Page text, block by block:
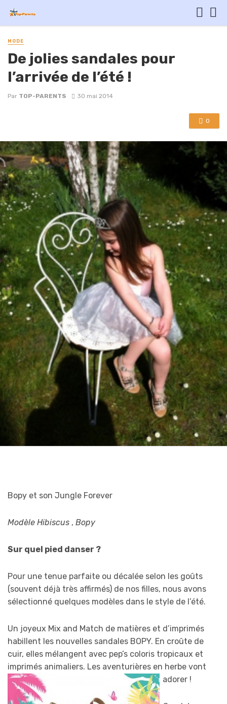
MODE
De jolies sandales pour
l’arrivée de l’été !
Par TOP-PARENTS 30 mai 2014
0
Bopy et son Jungle Forever
Modèle Hibiscus , Bopy
Sur quel pied danser ?
Pour une tenue parfaite ou décalée selon les goûts
(souvent déjà très affirmés) de nos filles, nous avons
sélectionné quelques modèles dans le style de l’été.
Un joyeux Mix and Match de matières et d’imprimés
habillent les nouvelles sandales BOPY. En croûte de
cuir, elles mélangent avec pep’s coloris tropicaux et
imprimés animaliers. Les aventurières en herbe vont
adorer !